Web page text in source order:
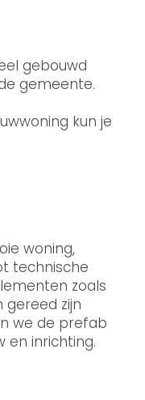
gebouwd
gemeente.
kun je
woning,
technische
zoals
zijn
we de prefab
en inrichting.